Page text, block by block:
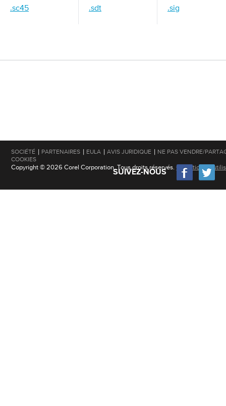
.sc45
.sdt
.sig
SOCIÉTÉ | PARTENAIRES | EULA | AVIS JURIDIQUE | NE PAS VENDRE/
COOKIES
Copyright © 2026 Corel Corporation. Tous droits réservés.Conditions
SUIVEZ-NOUS